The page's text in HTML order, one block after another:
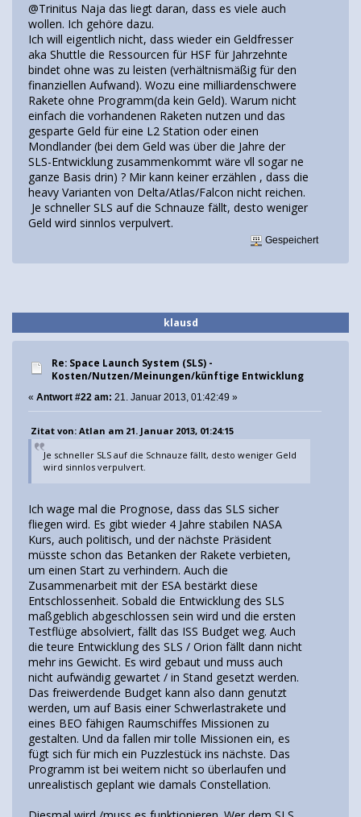
@Trinitus Naja das liegt daran, dass es viele auch
wollen. Ich gehöre dazu.
Ich will eigentlich nicht, dass wieder ein Geldfresser
aka Shuttle die Ressourcen für HSF für Jahrzehnte
bindet ohne was zu leisten (verhältnismäßig für den
finanziellen Aufwand). Wozu eine milliardenschwere
Rakete ohne Programm(da kein Geld). Warum nicht
einfach die vorhandenen Raketen nutzen und das
gesparte Geld für eine L2 Station oder einen
Mondlander (bei dem Geld was über die Jahre der
SLS-Entwicklung zusammenkommt wäre vll sogar ne
ganze Basis drin) ? Mir kann keiner erzählen , dass die
heavy Varianten von Delta/Atlas/Falcon nicht reichen.
Je schneller SLS auf die Schnauze fällt, desto weniger
Geld wird sinnlos verpulvert.
Gespeichert
klausd
Re: Space Launch System (SLS) -
Kosten/Nutzen/Meinungen/künftige Entwicklung
« Antwort #22 am: 21. Januar 2013, 01:42:49 »
Zitat von: Atlan am 21. Januar 2013, 01:24:15
Je schneller SLS auf die Schnauze fällt, desto weniger Geld
wird sinnlos verpulvert.
Ich wage mal die Prognose, dass das SLS sicher
fliegen wird. Es gibt wieder 4 Jahre stabilen NASA
Kurs, auch politisch, und der nächste Präsident
müsste schon das Betanken der Rakete verbieten,
um einen Start zu verhindern. Auch die
Zusammenarbeit mit der ESA bestärkt diese
Entschlossenheit. Sobald die Entwicklung des SLS
maßgeblich abgeschlossen sein wird und die ersten
Testflüge absolviert, fällt das ISS Budget weg. Auch
die teure Entwicklung des SLS / Orion fällt dann nicht
mehr ins Gewicht. Es wird gebaut und muss auch
nicht aufwändig gewartet / in Stand gesetzt werden.
Das freiwerdende Budget kann also dann genutzt
werden, um auf Basis einer Schwerlastrakete und
eines BEO fähigen Raumschiffes Missionen zu
gestalten. Und da fallen mir tolle Missionen ein, es
fügt sich für mich ein Puzzlestück ins nächste. Das
Programm ist bei weitem nicht so überlaufen und
unrealistisch geplant wie damals Constellation.